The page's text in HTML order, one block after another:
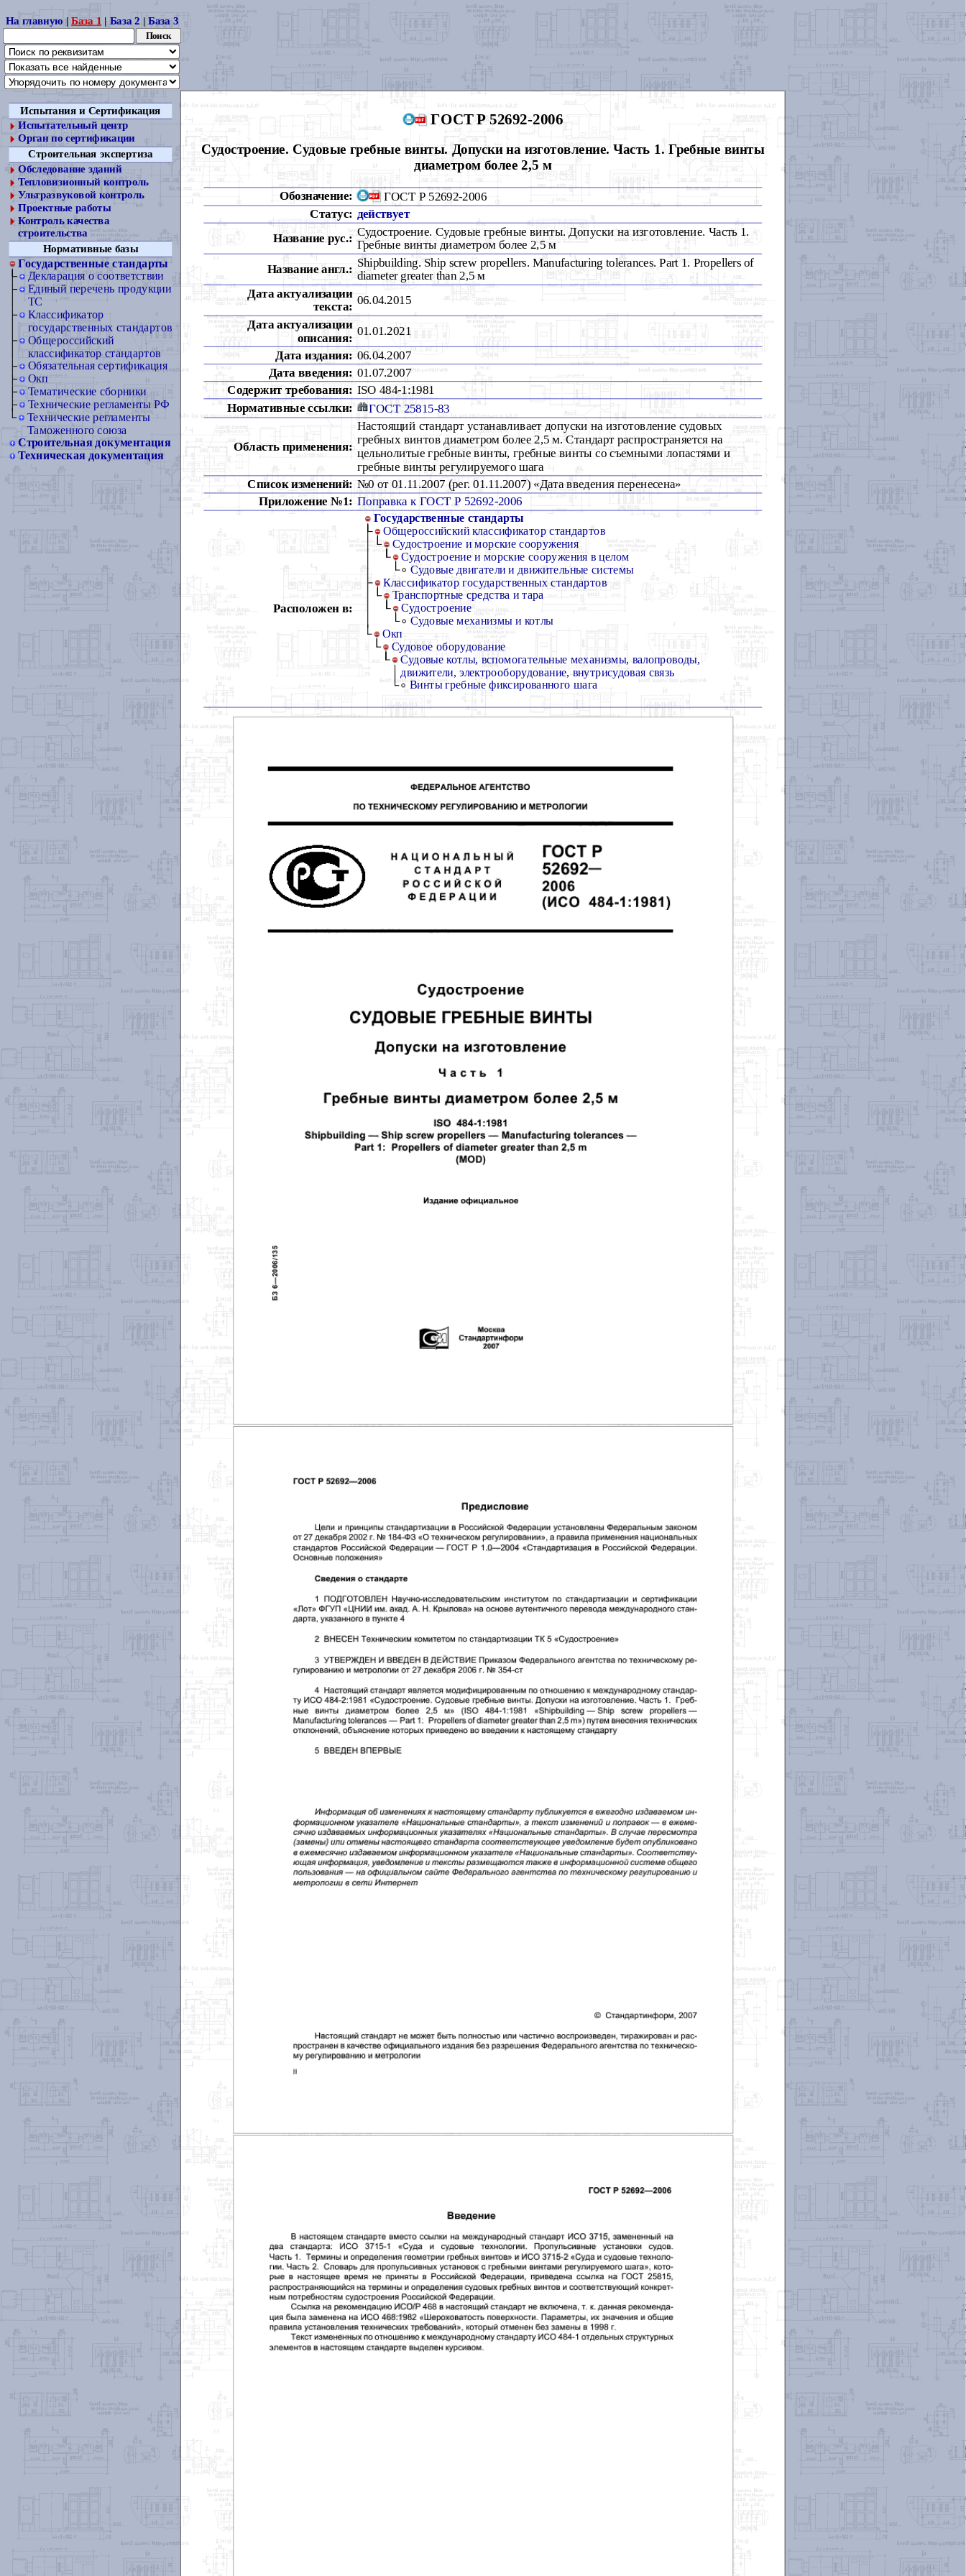
На главную |База 1 | База 2 |База 3
Испытания и Сертификация
Испытательный центр
Орган по сертификации
Строительная экспертиза
Обследование зданий
Тепловизионный контроль
Ультразвуковой контроль
Проектные работы
Контроль качества
строительства
Нормативные базы
Государственные стандарты
Декларация о соответствии
Единый перечень продукции
ТС
Классификатор
государственных стандартов
Общероссийский
классификатор стандартов
Обязательная сертификация
Окп
Тематические сборники
Технические регламенты РФ
Технические регламенты
Таможенного союза
Строительная документация
Техническая документация
ГОСТ Р 52692-2006
Судостроение. Судовые гребные винты. Допуски на изготовление. Часть 1. Гребные винты
диаметром более 2,5 м
Обозначение:
ГОСТ Р 52692-2006
Статус: действует
Название рус.:
Судостроение. Судовые гребные винты. Допуски на изготовление. Часть 1.
Гребные винты диаметром более 2,5 м
Название англ.:
Shipbuilding. Ship screw propellers. Manufacturing tolerances. Part 1. Propellers of
diameter greater than 2,5 м
Дата актуализации
текста:
06.04.2015
Дата актуализации
описания:
01.01.2021
Дата издания: 06.04.2007
Дата введения: 01.07.2007
Содержит требования: ISO 484-1:1981
Нормативные ссылки:
ГОСТ 25815-83
Область применения:
Настоящий стандарт устанавливает допуски на изготовление судовых
гребных винтов диаметром более 2,5 м. Стандарт распространяется на
цельнолитые гребные винты, гребные винты со съемными лопастями и
гребные винты регулируемого шага
Список изменений: №0 от 01.11.2007 (рег. 01.11.2007) «Дата введения перенесена»
Приложение №1: Поправка к ГОСТ Р 52692-2006
Расположен в:
Государственные стандарты
Общероссийский классификатор стандартов
Судостроение и морские сооружения
Судостроение и морские сооружения в целом
Судовые двигатели и движительные системы
Классификатор государственных стандартов
Транспортные средства и тара
Судостроение
Судовые механизмы и котлы
Окп
Судовое оборудование
Судовые котлы, вспомогательные механизмы, валопроводы,
движители, электрооборудование, внутрисудовая связь
Винты гребные фиксированного шага